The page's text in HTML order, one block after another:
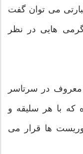
می توان گفت
هایی در نظر
معروف در سرتاسر
که با هر سلیقه و
ها قرار می